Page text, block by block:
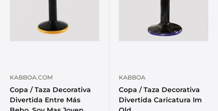
KABBOA.COM
Copa / Taza Decorativa
Divertida Entre Más
KABBOA
Copa / Taza Decorativa
Divertida Caricatura Im